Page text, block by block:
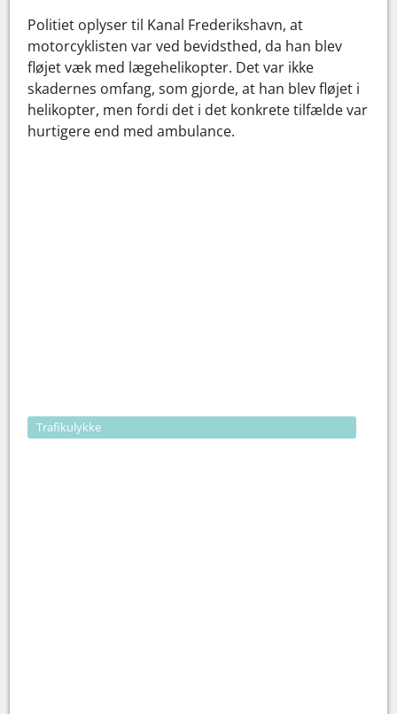
Politiet oplyser til Kanal Frederikshavn, at
motorcyklisten var ved bevidsthed, da han blev
fløjet væk med lægehelikopter. Det var ikke
skadernes omfang, som gjorde, at han blev fløjet i
helikopter, men fordi det i det konkrete tilfælde var
hurtigere end med ambulance.
Trafikulykke